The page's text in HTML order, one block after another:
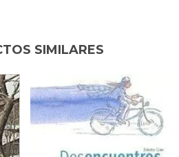
SIMILARES